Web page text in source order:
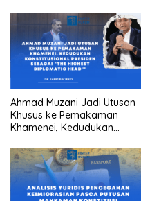
Ahmad Muzani Jadi Utusan
Khusus ke Pemakaman
Khamenei, Kedudukan
sebagai “the highest
diplomatic head””